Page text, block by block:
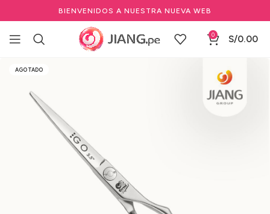
BIENVENIDOS A NUESTRA NUEVA WEB
0 S/0.00
Inicio Marcas Profesionales de Belleza
AGOTADO